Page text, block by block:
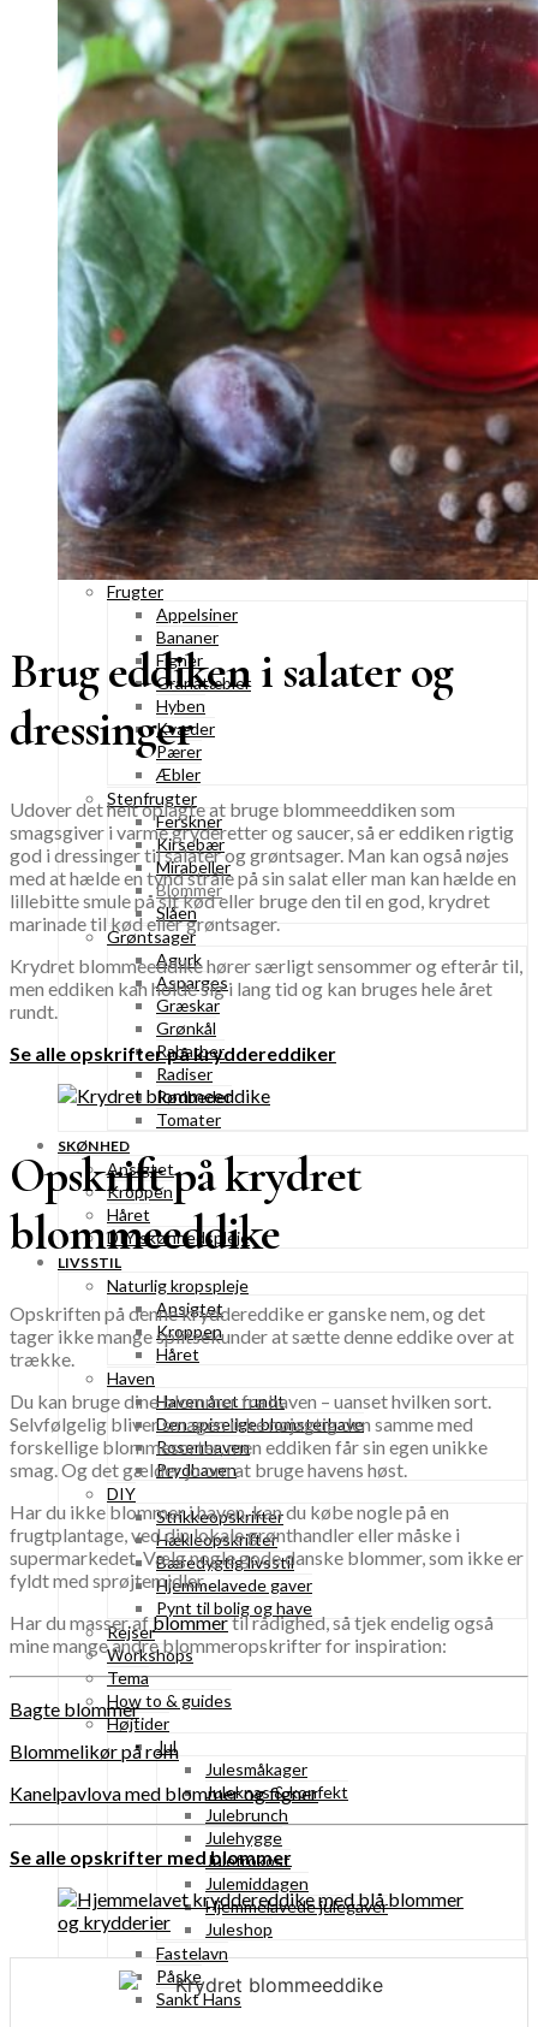
Hyldeblomster
Purløgsblomster
Lavendler
Mjødurt
Morgenfruer
Hibiscus
Krydderurter
Citronmelisse
Ingefær
Mynte
Ramsløg
Bær
Jordbær
Ribs
Hindbær
Stikkelsbær
Kirsebær
Blåbær
Brombær
Hyldebær
Tranebær
Vindruer
Frugter
Appelsiner
Bananer
Figner
Granatæbler
Hyben
Kvæder
Pærer
Æbler
Stenfrugter
Ferskner
Kirsebær
Mirabeller
Blommer
Slåen
Grøntsager
Agurk
Asparges
Græskar
Grønkål
Rabarber
Radiser
Rødbeder
Tomater
SKØNHED
Ansigtet
Kroppen
Håret
DIY skønhedspleje
LIVSSTIL
Naturlig kropspleje
Ansigtet
Kroppen
Håret
Haven
Haven året rundt
Den spiselige blomsterhave
Rosenhaven
Prydhaven
DIY
Strikkeopskrifter
Hækleopskrifter
Bæredygtig livsstil
Hjemmelavede gaver
Pynt til bolig og have
Rejser
Workshops
Tema
How to & guides
Højtider
Jul
Julesmåkager
Juleknas & konfekt
Julebrunch
Julehygge
Julefrokost
Julemiddagen
Hjemmelavede julegaver
Juleshop
Fastelavn
Påske
Sankt Hans
Brug eddiken i salater og
dressinger
Udover det helt oplagte at bruge blommeeddiken som
smagsgiver i varme gryderetter og saucer, så er eddiken rigtig
god i dressinger til salater og grøntsager. Man kan også nøjes
med at hælde en tynd stråle på sin salat eller man kan hælde en
lillebitte smule på sit kød eller bruge den til en god, krydret
marinade til kød eller grøntsager.
Krydret blommeeddike hører særligt sensommer og efterår til,
men eddiken kan holde sig i lang tid og kan bruges hele året
rundt.
Se alle opskrifter på kryddereddiker
Opskrift på krydret
blommeeddike
Opskriften på denne kryddereddike er ganske nem, og det
tager ikke mange splitsekunder at sætte denne eddike over at
trække.
Du kan bruge dine blommer fra haven – uanset hvilken sort.
Selvfølgelig bliver smagen ikke nøjagtig den samme med
forskellige blommesorter, men eddiken får sin egen unikke
smag. Og det gælder jo om at bruge havens høst.
Har du ikke blommer i haven, kan du købe nogle på en
frugtplantage, ved din lokale grønthandler eller måske i
supermarkedet. Vælg nogle gode danske blommer, som ikke er
fyldt med sprøjtemidler.
Har du masser af blommertil rådighed, så tjek endelig også
mine mange andre blommeropskrifter for inspiration:
Bagte blommer
Blommelikør på rom
Kanelpavlova med blommer og figner
Se alle opskrifter med blommer